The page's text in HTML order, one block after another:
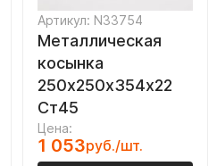
Артикул: N33754
Металлическая
косынка
250х250х354х22
Ст45
Цена:
1 053руб./шт.